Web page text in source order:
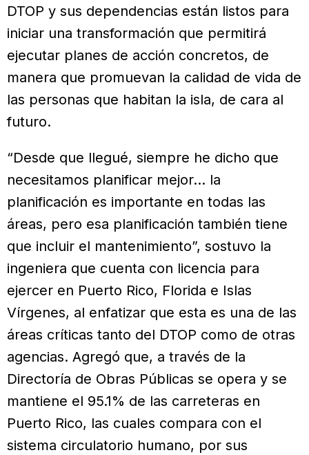
DTOP y sus dependencias están listos para
iniciar una transformación que permitirá
ejecutar planes de acción concretos, de
manera que promuevan la calidad de vida de
las personas que habitan la isla, de cara al
futuro.
“Desde que llegué, siempre he dicho que
necesitamos planificar mejor… la
planificación es importante en todas las
áreas, pero esa planificación también tiene
que incluir el mantenimiento”, sostuvo la
ingeniera que cuenta con licencia para
ejercer en Puerto Rico, Florida e Islas
Vírgenes, al enfatizar que esta es una de las
áreas críticas tanto del DTOP como de otras
agencias. Agregó que, a través de la
Directoría de Obras Públicas se opera y se
mantiene el 95.1% de las carreteras en
Puerto Rico, las cuales compara con el
sistema circulatorio humano, por sus